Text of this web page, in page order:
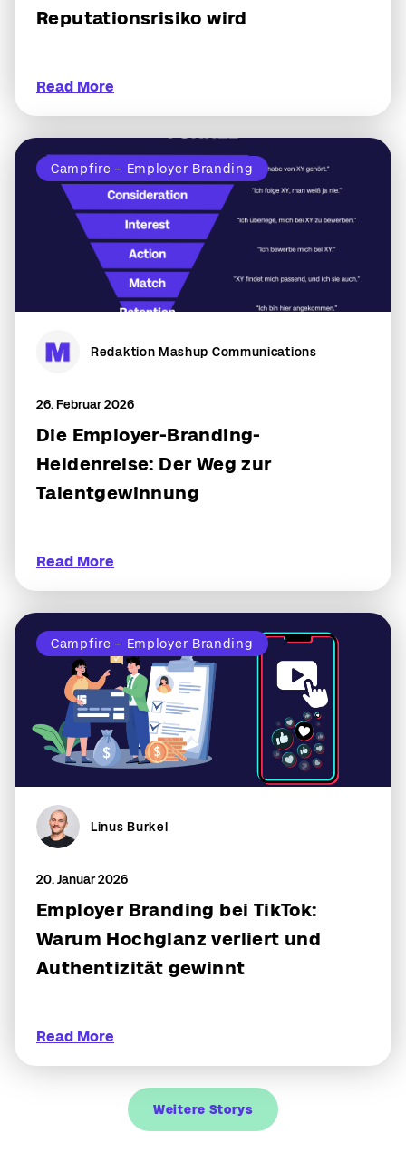
Reputationsrisiko wird
Read More
Campfire – Employer Branding
Redaktion Mashup Communications
26. Februar 2026
Die Employer-Branding-
Heldenreise: Der Weg zur
Talentgewinnung
Read More
Campfire – Employer Branding
Linus Burkel
20. Januar 2026
Employer Branding bei TikTok:
Warum Hochglanz verliert und
Authentizität gewinnt
Read More
Weitere Storys